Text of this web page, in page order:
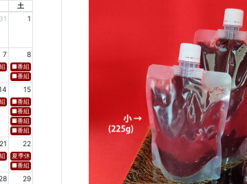
土
31 1
7 8
名 FM新潟「SOUND SPLASH」 ■放送日時 https://www.fmniigata.com/program/15 ※
■番組名 HBC北海道放送「グッチーな！」 ■放送日時 https://www.hbc.co.jp/tv/
■番組名 FM 福岡「 Sonic Style」 ■放送日時 https://fmfukuoka.co.jp/program/sss/ ※
15
ヤージュ)」 ■放送日時 https://www.tbc-sendai.co.jp/02radio/envoyage/ ※黒沢 薫、安
Shake！Shake！Shake！」 ■放送日時 https://www.fmkochi.com/blog/
手「夕刊ラジオ（YOU CAN RADIO）」 ■放送日時 https://www.fmii.co.jp/youcanradio/
名 YBS山梨放送「やまなしマルシェ」 ■放送日時 https://www.ybs.jp/pr/marche/ ※黒沢
■番組名 秋田朝日放送「サタナビっ！」 ■放送日時 https://www.aab-tv.co.jp/navi/
www.fm-akita.co.jp/program/ ※黒沢 薫、安岡 優のコメントがオンエア！
EXCEED」 ■放送日時 https://rfm.co.jp/program/wave4-exceed ※黒沢 薫、安岡 優
■番組名 NCC長崎文化放送「トコトンHappyサタデー」 ■放送日時 https://
ン！みやぎ」 ■放送日時 https://www.tbc-sendai.co.jp/watchin/ ※黒沢 薫、安岡 優のコ
■番組名 テレビ岩手「5きげんどようび」 ■放送日時 https://www.tvi.jp/doyoubi/ ※黒
■番組名 FM愛媛「Daiki AXIS BEAT GOES ON」 ■放送日時 https://
21 22
Spicy Sessions THE LIVE」 ■放送日時 26:05～26:35 https://www.tbs.co.jp/tbs-ch/
名 NBS⻑野放送 「グッドライフ」 ■放送日時 2026年8⽉21⽇(⾦) https://www.nbs-
夏季休業
■番組名 CS TBSチャンネル1「Spicy Sessions with KAZ(GENERATIONS/数原龍
29